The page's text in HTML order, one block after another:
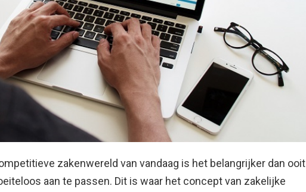
zakenwereld van vandaag is het belangrijker dan ooit
aan te passen. Dit is waar het concept van zakelijke